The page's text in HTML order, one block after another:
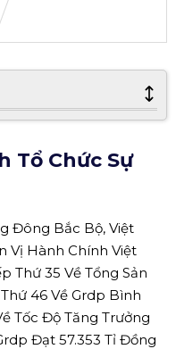
Tổ Chức Sự
Đông Bắc Bộ, Việt
Vị Hành Chính Việt
Thứ 35 Về Tổng Sản
46 Về Grdp Bình
Tốc Độ Tăng Trưởng
Đạt 57.353 Tỉ Đồng